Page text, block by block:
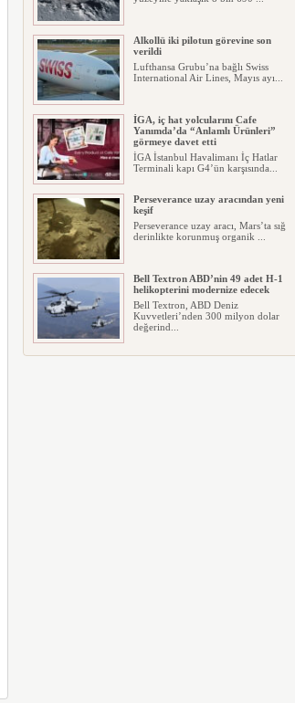
Alkollü iki pilotun görevine son
verildi
Lufthansa Grubu’na bağlı Swiss
International Air Lines, Mayıs ayı...
İGA, iç hat yolcularını Cafe
Yanımda’da “Anlamlı Ürünleri”
görmeye davet etti
İGA İstanbul Havalimanı İç Hatlar
Terminali kapı G4’ün karşısında...
Perseverance uzay aracından yeni
keşif
Perseverance uzay aracı, Mars’ta sığ
derinlikte korunmuş organik ...
Bell Textron ABD’nin 49 adet H-1
helikopterini modernize edecek
Bell Textron, ABD Deniz
Kuvvetleri’nden 300 milyon dolar
değerind...
Hitit Bilişim 500’de Sektörel Yazılım